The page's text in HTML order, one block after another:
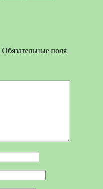
Обязательные поля